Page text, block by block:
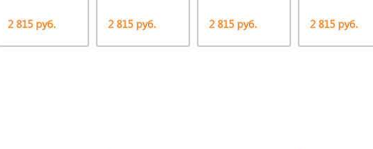
2 815 руб. 2 815 руб. 2 815 руб. 2 815 руб.